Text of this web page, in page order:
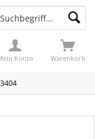
Warenkorb
Konto